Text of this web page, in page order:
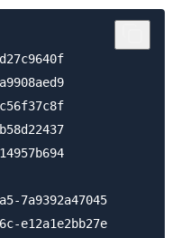
7a9392a47045
e12a1e2bb27e